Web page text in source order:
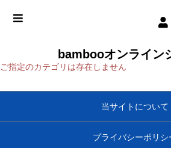
bambooオンライン
ご指定のカテゴリは存在しません
当サイトについて
プライバシーポリシ